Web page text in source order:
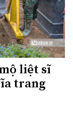
liệt sĩ
trang